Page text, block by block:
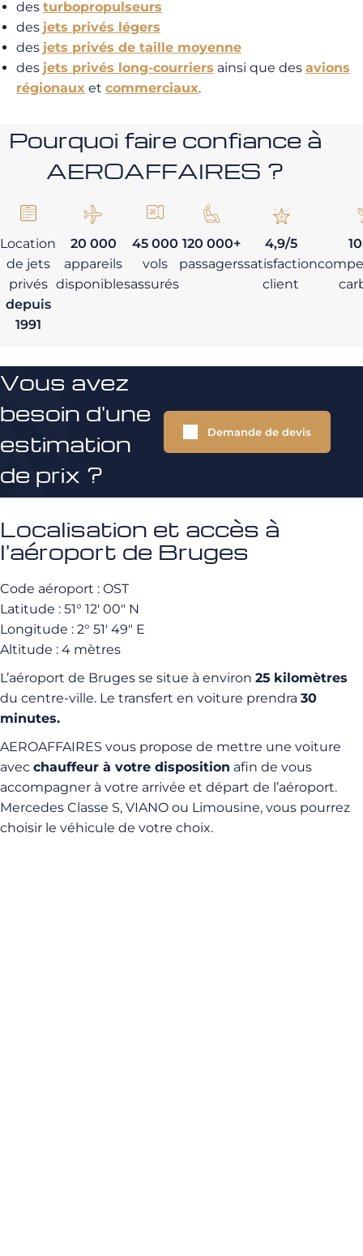
des turbopropulseurs
des jets privés légers
des jets privés de taille moyenne
des jets privés long-courriers ainsi que des avions
régionaux et commerciaux.
Pourquoi faire confiance à
AEROAFFAIRES ?
Location
de jets
privés
depuis
1991
20 000
appareils
disponibles
45 000
vols
assurés
120 000+
passagers
4,9/5
satisfaction
client
Vous avez
besoin d'une
estimation
de prix ?
Demande de devis
Localisation et accès à
l'aéroport de Bruges
Code aéroport : OST
Latitude : 51° 12′ 00″ N
Longitude : 2° 51′ 49″ E
Altitude : 4 mètres
L’aéroport de Bruges se situe à environ 25 kilomètres
du centre-ville. Le transfert en voiture prendra 30
minutes.
AEROAFFAIRES vous propose de mettre une voiture
avec chauffeur à votre disposition afin de vous
accompagner à votre arrivée et départ de l’aéroport.
Mercedes Classe S, VIANO ou Limousine, vous pourrez
choisir le véhicule de votre choix.